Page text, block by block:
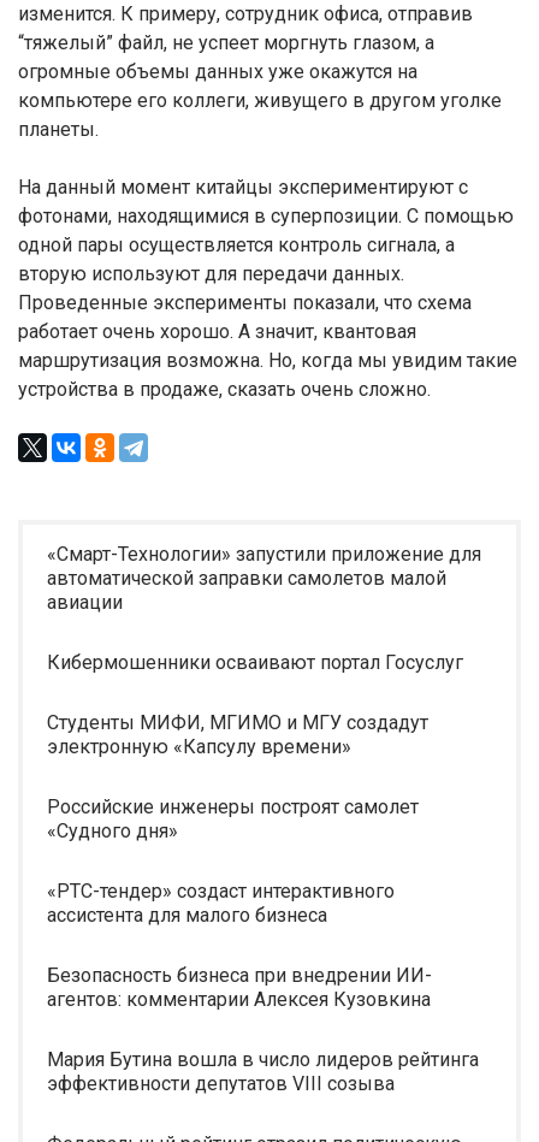
изменится. К примеру, сотрудник офиса, отправив
“тяжелый” файл, не успеет моргнуть глазом, а
огромные объемы данных уже окажутся на
компьютере его коллеги, живущего в другом уголке
планеты.
На данный момент китайцы экспериментируют с
фотонами, находящимися в суперпозиции. С помощью
одной пары осуществляется контроль сигнала, а
вторую используют для передачи данных.
Проведенные эксперименты показали, что схема
работает очень хорошо. А значит, квантовая
маршрутизация возможна. Но, когда мы увидим такие
устройства в продаже, сказать очень сложно.
«Смарт-Технологии» запустили приложение для
автоматической заправки самолетов малой
авиации
Кибермошенники осваивают портал Госуслуг
Студенты МИФИ, МГИМО и МГУ создадут
электронную «Капсулу времени»
Российские инженеры построят самолет
«Судного дня»
«РТС-тендер» создаст интерактивного
ассистента для малого бизнеса
Безопасность бизнеса при внедрении ИИ-
агентов: комментарии Алексея Кузовкина
Мария Бутина вошла в число лидеров рейтинга
эффективности депутатов VIII созыва